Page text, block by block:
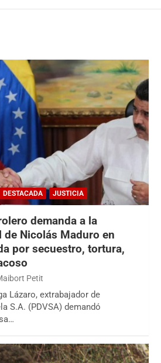
DESTACADA JUSTICIA
demanda a la
Nicolás Maduro en
por secuestro, tortura,
Petit
Lázaro, extrabajador de
S.A. (PDVSA) demandó